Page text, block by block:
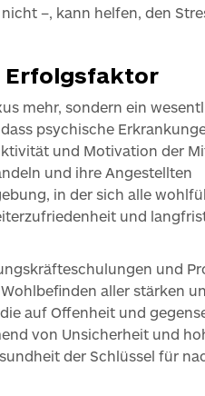
–, kann helfen, den
Erfolgsfaktor
mehr, sondern ein
psychische
und Motivation der
und ihre Angestellten
in der sich alle
und
und
aller stärken
auf Offenheit und
von Unsicherheit und
der Schlüssel für